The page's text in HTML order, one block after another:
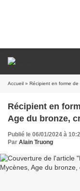
Accueil » Récipient en forme
Récipient en
Age du bronze,
Publié le 06/01/2024 à
Par Alain Truong